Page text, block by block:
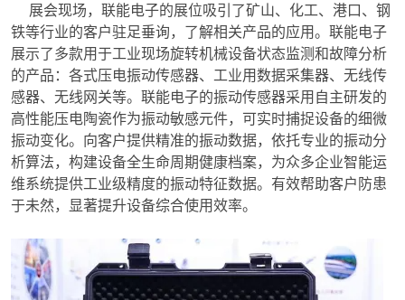
展会现场，联能电子的展位吸引了矿山、化工、港口、钢
铁等行业的客户驻足垂询，了解相关产品的应用。联能电子
展示了多款用于工业现场旋转机械设备状态监测和故障分析
的产品：各式压电振动传感器、工业用数据采集器、无线传
感器、无线网关等。联能电子的振动传感器采用自主研发的
高性能压电陶瓷作为振动敏感元件，可实时捕捉设备的细微
振动变化。向客户提供精准的振动数据，依托专业的振动分
析算法，构建设备全生命周期健康档案，为众多企业智能运
维系统提供工业级精度的振动特征数据。有效帮助客户防患
于未然，显著提升设备综合使用效率。